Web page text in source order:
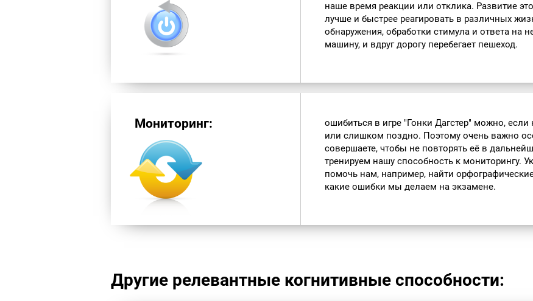
наше время реакции или отклика. Развитие
лучше и быстрее реагировать в различных
обнаружения, обработки стимула и ответа на
машину, и вдруг дорогу перебегает пешеход.
Мониторинг:
ошибиться в игре "Гонки Дагстер" можно,
или слишком поздно. Поэтому очень важно
совершаете, чтобы не повторять её в
тренируем нашу способность к мониторингу.
помочь нам, например, найти
какие ошибки мы делаем на экзамене.
Другие релевантные когнитивные способности: